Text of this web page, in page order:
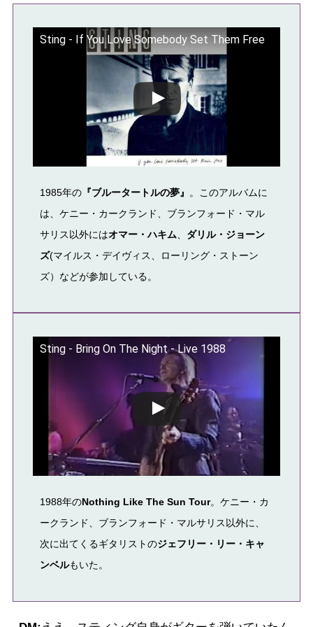
Sting - If You Love Somebody Set Them Free
この動画を YouTube で視聴
1985年の『ブルータートルの夢』
。このアルバムに
は、ケニー・カークランド、ブランフォード・マル
サリス以外にはオマー・ハキム
ダリル・ジョーン
ズ(マイルス・デイヴィス、ローリング・ストーン
ズ）などが参加している。
Sting - Bring On The Night - Live 1988
この動画を YouTube で視聴
1988年のNothing Like The Sun Tour。 ケニー・カ
ークランド、ブランフォード・マルサリス以外に
次に出てくるギタリストのジェフリー・リー・キャ
ンベルもいた。